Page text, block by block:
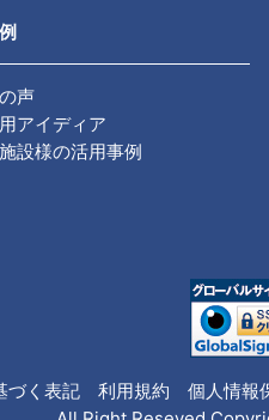
声
アイディア
設様の活用事例
づく表記 利用規約 個人情報